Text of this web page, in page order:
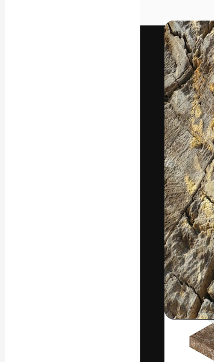
Videos
Filmmaterial
Motion
Videovorlagen
Icons
3D-Modelle
Schriftarten